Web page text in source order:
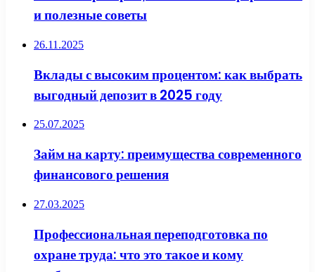
и полезные советы
26.11.2025
Вклады с высоким процентом: как выбрать
выгодный депозит в 2025 году
25.07.2025
Займ на карту: преимущества современного
финансового решения
27.03.2025
Профессиональная переподготовка по
охране труда: что это такое и кому